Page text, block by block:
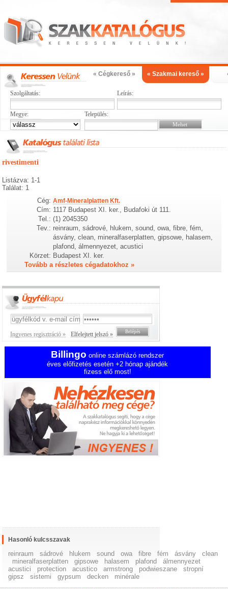
« Cégkereső » « Szakmai kereső »
Szolgáltatás: Leírás:
Megye: Település:
rivestimenti
Listázva: 1-1
Találat: 1
Cég: Amf-Mineralplatten Kft.
Cím: 1117 Budapest XI. ker., Budafoki út 111.
Tel.: (1) 2045350
Tev.: reinraum, sádrové, hlukem, sound, owa, fibre, fém,
ásvány, clean, mineralfaserplatten, gipsowe, halasem,
plafond, álmennyezet, acustici
Körzet: Budapest XI. ker.
Tovább a részletes cégadatokhoz »
Ingyenes regisztráció » Elfelejtett jelszó »
Billingo online számlázó rendszer
éves előfizetés esetén +2 hónap ajándék
fizess elő most!
Hasonló kulcsszavak
reinraum sádrové hlukem sound owa fibre fém ásvány
clean
mineralfaserplatten
gipsowe halasem plafond
álmennyezet
acustici
protection acustico armstrong podwieszane
stropní
gipsz
sistemi gypsum decken minérale